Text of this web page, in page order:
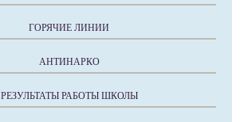
ГОРЯЧИЕ ЛИНИИ
АНТИНАРКО
РЕЗУЛЬТАТЫ РАБОТЫ ШКОЛЫ